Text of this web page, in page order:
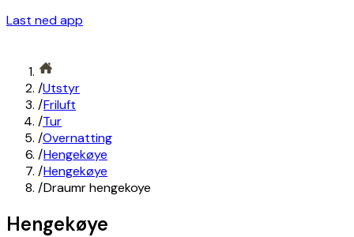
Last ned app
/Utstyr
/Friluft
/Tur
/Overnatting
/Hengekøye
/Hengekøye
/Draumr hengekoye
Hengekøye